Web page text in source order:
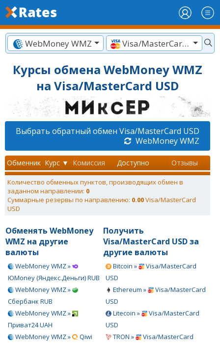
WebMoney WMZ Visa/MasterCard USD
Курсы обмена WebMoney WMZ
на Visa/MasterCard USD
Выбрать обратный обмен Visa/MasterCard USD
WebMoney WMZ
Обменник Курс ▼ Комиссия Доступно Отзывы
Количество обменных пунктов, производящих обмен в
заданном направлении: 0
Суммарные резервы по направлению: 0.00Visa/MasterCard
USD
Обменять WebMoney
WMZ на другие
валюты
WebMoney WMZ »
ЮMoney (Яндекс.Деньги) RUB
WebMoney WMZ »
Сбербанк RUB
WebMoney WMZ »
Приват24 UAH
WebMoney WMZ »
Qiwi
Получить
Visa/MasterCard USD за
другие валюты
Bitcoin »
Visa/MasterCard
USD
Ethereum »
Visa/MasterCard
USD
Litecoin »
Visa/MasterCard
USD
TRON »
Visa/MasterCard